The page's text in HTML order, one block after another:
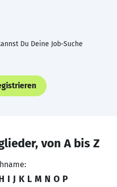
Du Deine Job-Suche
von A bis Z
I J K L M N O P